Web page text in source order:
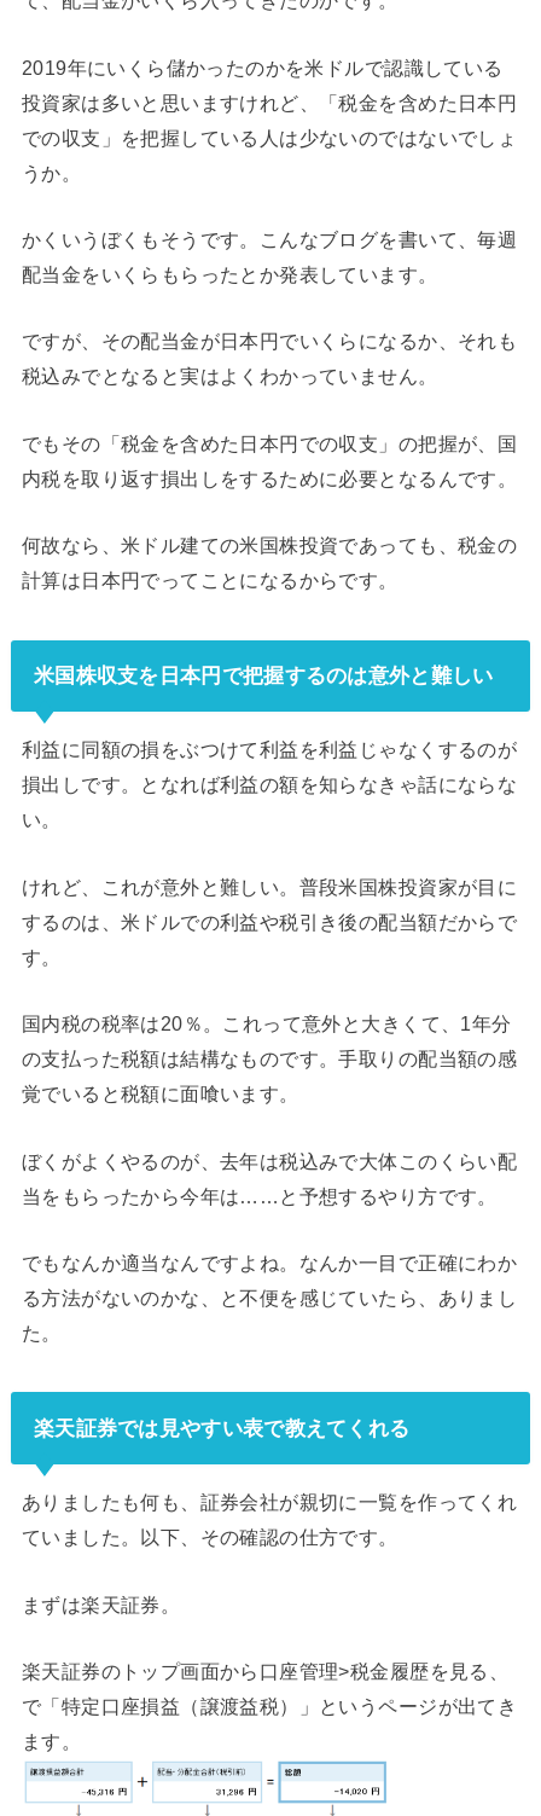
2019年にいくら儲かったのかを米ドルで認識している
投資家は多いと思いますけれど、「税金を含めた日本円
での収支」を把握している人は少ないのではないでしょ
うか。
かくいうぼくもそうです。こんなブログを書いて、毎週
配当金をいくらもらったとか発表しています。
ですが、その配当金が日本円でいくらになるか、それも
税込みでとなると実はよくわかっていません。
でもその「税金を含めた日本円での収支」の把握が、国
内税を取り返す損出しをするために必要となるんです。
何故なら、米ドル建ての米国株投資であっても、税金の
計算は日本円でってことになるからです。
米国株収支を日本円で把握するのは意外と難しい
利益に同額の損をぶつけて利益を利益じゃなくするのが
損出しです。となれば利益の額を知らなきゃ話にならな
い。
けれど、これが意外と難しい。普段米国株投資家が目に
するのは、米ドルでの利益や税引き後の配当額だからで
す。
国内税の税率は20％。これって意外と大きくて、1年分
の支払った税額は結構なものです。手取りの配当額の感
覚でいると税額に面喰います。
ぼくがよくやるのが、去年は税込みで大体このくらい配
当をもらったから今年は……と予想するやり方です。
でもなんか適当なんですよね。なんか一目で正確にわか
る方法がないのかな、と不便を感じていたら、ありまし
た。
楽天証券では見やすい表で教えてくれる
ありましたも何も、証券会社が親切に一覧を作ってくれ
ていました。以下、その確認の仕方です。
まずは楽天証券。
楽天証券のトップ画面から口座管理>税金履歴を見る、
で「特定口座損益（譲渡益税）」というページが出てき
ます。